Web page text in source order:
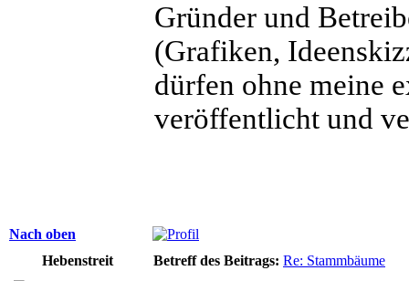
Gründer und
(Grafiken,
dürfen ohne meine
veröffentlicht und
Nach oben
Hebenstreit
Betreff des Beitrags: Re: Stammbäume